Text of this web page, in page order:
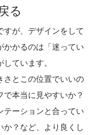
る
すが、デザインをして
かかるのは「迷ってい
ています。
さとこの位置でいいの
で本当に見やすいか？
テーションと合ってい
か？など、より良くし